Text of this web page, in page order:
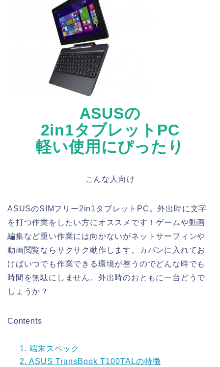
ASUSの
2in1タブレットPC
軽い使用にぴったり
こんな人向け
ASUSのSIMフリー2in1タブレットPC。外出時に文字
を打つ作業をしたい方にオススメです！ゲームや動画
編集など重い作業には向かないがネットサーフィンや
動画閲覧ならサクサク動作します。カバンに入れてお
けばいつでも作業できる環境が整うのでどんな時でも
時間を無駄にしません。外出時のおともに一台どうで
しょうか？
Contents
1. 端末スペック
2. ASUS TransBook T100TALの特徴